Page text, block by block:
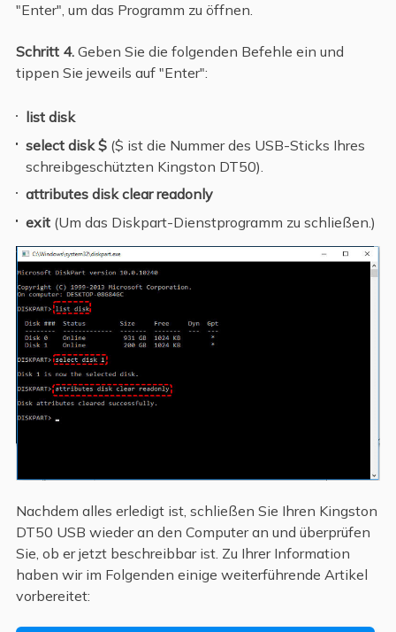
"Enter", um das Programm zu öffnen.
Schritt 4.Geben Sie die folgenden Befehle ein und
tippen Sie jeweils auf "Enter":
list disk
select disk $ ($ ist die Nummer des USB-Sticks Ihres
schreibgeschützten Kingston DT50).
attributes disk clear readonly
exit (Um das Diskpart-Dienstprogramm zu schließen.)
Nachdem alles erledigt ist, schließen Sie Ihren Kingston
DT50 USB wieder an den Computer an und überprüfen
Sie, ob er jetzt beschreibbar ist. Zu Ihrer Information
haben wir im Folgenden einige weiterführende Artikel
vorbereitet: